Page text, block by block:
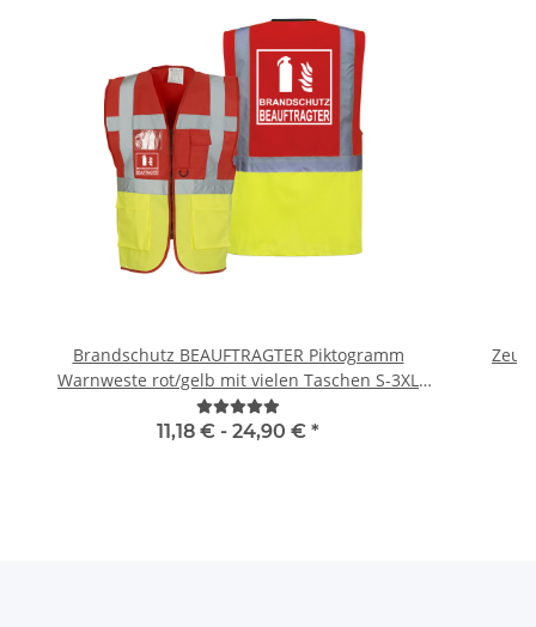
Brandschutz BEAUFTRAGTER Piktogramm
Warnweste rot/gelb mit vielen Taschen S-3XL
"BRAND22 Linie"
11,18 € - 24,90 € *